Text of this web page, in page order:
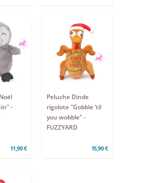
-
11,90 €
Peluche Dinde
rigolote "Gobble ‘til
you wobble" -
FUZZYARD
15,90 €